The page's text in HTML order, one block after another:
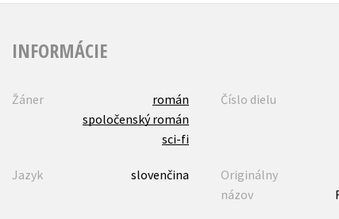
INFORMÁCIE
Žáner
román
spoločenský román
sci-fi
Číslo dielu
Jazyk slovenčina
Originálny
názov